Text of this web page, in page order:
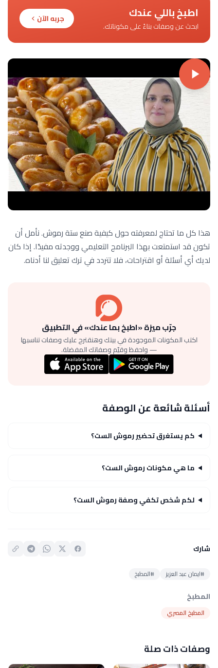
اطبخ باللي عندك
ابحث عن وصفات بناءً على مكوناتك.
جربه الآن
هذا كل ما تحتاج لمعرفته حول كيفية صنع ستة رموش. نأمل أن
تكون قد استمتعت بهذا البرنامج التعليمي ووجدته مفيدًا. إذا كان
لديك أي أسئلة أو اقتراحات، فلا تتردد في ترك تعليق لنا أدناه.
جرّب ميزة «اطبخ بما عندك» في التطبيق
اكتب المكونات الموجودة في بيتك وهنقترح عليك وصفات تناسبها
— واحفظ وقيّم وصفاتك المفضلة.
أسئلة شائعة عن الوصفة
كم يستغرق تحضير رموش الست؟
ما هي مكونات رموش الست؟
لكم شخص تكفي وصفة رموش الست؟
شارك
#ايمان عبد العزيز #المطبخ
المطبخ
المطبخ المصري
وصفات ذات صلة